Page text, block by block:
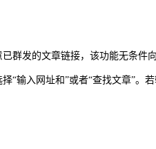
群发的文章链接，该功能无条件
输入网址和”或者“查找文章”